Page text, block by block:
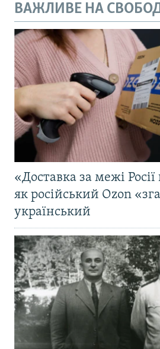
ВАЖЛИВЕ НА
«Доставка за межі
як російський Ozon
український